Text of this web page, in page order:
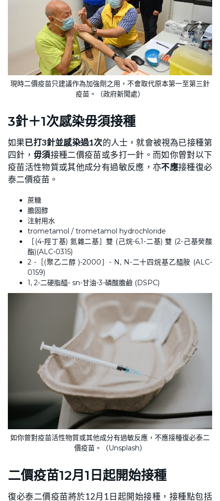
現時二價疫苗只建議作為加強劑之用，不會取代原本第一至第三針
疫苗。（政府新聞處）
3針＋1次感染毋須接種
如果已打3針並感染過1次的人士，就會被視為已接種第
四針， 毋須接種二價疫苗或多打一針。而如你曾對以下
疫苗活性物質或其他成分有過敏反應，亦不應接種復必
泰二價疫苗。
蔗糖
膽固醇
注射用水
trometamol / trometamol hydrochloride
［(4-羥丁基) 氮雜二基］雙 (己烷-6,1-二基) 雙 (2-己基癸酸
酯)(ALC-0315)
2 -［(聚乙二醇 )-2000］- N, N-二十四烷基乙醯胺 (ALC-
0159)
1, 2-二硬脂醯- sn-甘油-3-磷酸膽鹼 (DSPC)
如你曾對疫苗活性物質或其他成分有過敏反應，不應接種復必泰二
價疫苗。（Unsplash）
二價疫苗12月1日起開始接種
復必泰二價疫苗將於12月1日起開始接種，接種點包括